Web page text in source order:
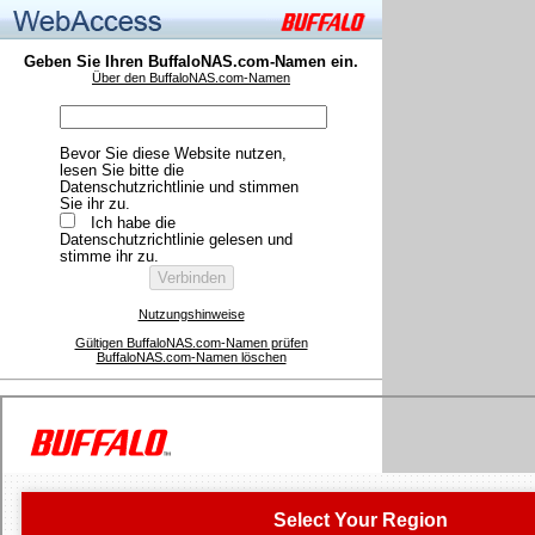
Geben Sie Ihren BuffaloNAS.com-Namen ein.
Über den BuffaloNAS.com-Namen
Bevor Sie diese Website nutzen,
lesen Sie bitte die
Datenschutzrichtlinie und stimmen
Sie ihr zu.
Ich habe die
Datenschutzrichtlinie gelesen und
stimme ihr zu.
Nutzungshinweise
Gültigen BuffaloNAS.com-Namen prüfen
BuffaloNAS.com-Namen löschen